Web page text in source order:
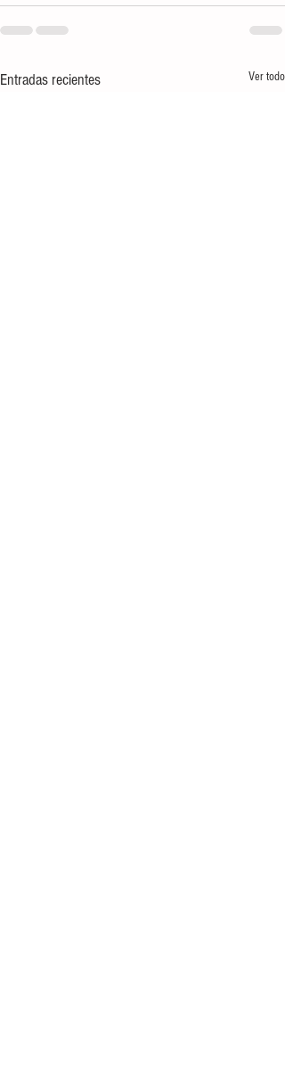
Entradas recientes Ver todo